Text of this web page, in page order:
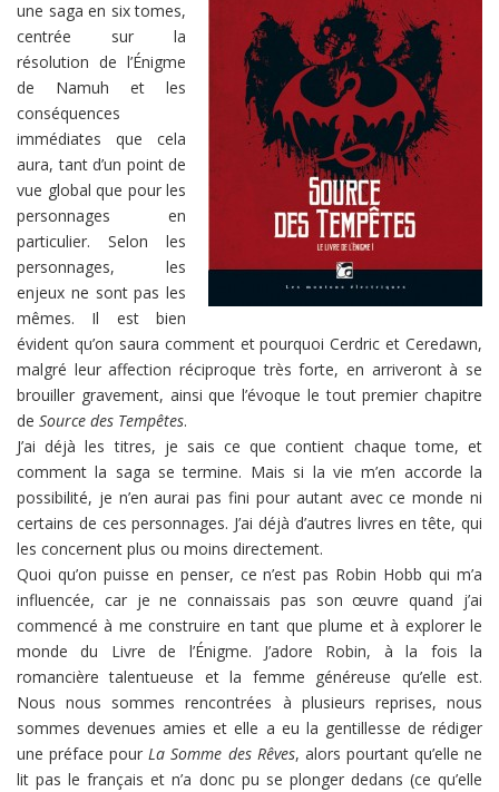
une saga en six tomes,
centrée sur la
résolution de l’Énigme
de Namuh et les
conséquences
immédiates que cela
aura, tant d’un point de
vue global que pour les
personnages en
particulier. Selon les
personnages, les
enjeux ne sont pas les
mêmes. Il est bien
évident qu’on saura comment et pourquoi Cerdric et Ceredawn,
malgré leur affection réciproque très forte, en arriveront à se
brouiller gravement, ainsi que l’évoque le tout premier chapitre
de Source des Tempêtes.
J’ai déjà les titres, je sais ce que contient chaque tome, et
comment la saga se termine. Mais si la vie m’en accorde la
possibilité, je n’en aurai pas fini pour autant avec ce monde ni
certains de ces personnages. J’ai déjà d’autres livres en tête, qui
les concernent plus ou moins directement.
Quoi qu’on puisse en penser, ce n’est pas Robin Hobb qui m’a
influencée, car je ne connaissais pas son œuvre quand j’ai
commencé à me construire en tant que plume et à explorer le
monde du Livre de l’Énigme. J’adore Robin, à la fois la
romancière talentueuse et la femme généreuse qu’elle est.
Nous nous sommes rencontrées à plusieurs reprises, nous
sommes devenues amies et elle a eu la gentillesse de rédiger
une préface pourLa Somme des Rêves, alors pourtant qu’elle ne
lit pas le français et n’a donc pu se plonger dedans (ce qu’elle